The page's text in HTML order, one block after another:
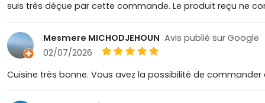
suis très déçue par cette commande. Le produit reçu ne
Mesmere MICHODJEHOUN Avis publié sur Google
02/07/2026
Cuisine très bonne. Vous avez la possibilité de commander